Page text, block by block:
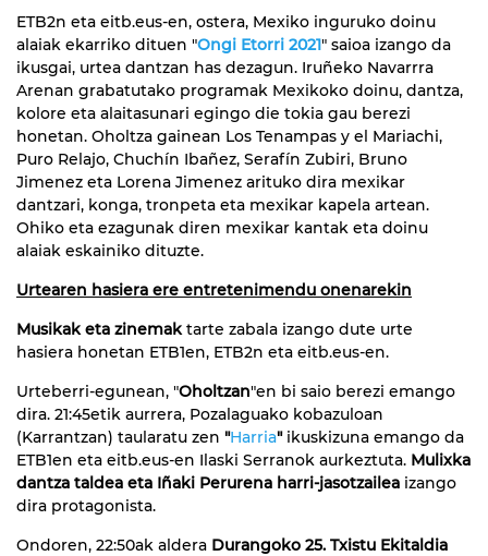
ETB2n eta eitb.eus-en, ostera, Mexiko inguruko doinu
alaiak ekarriko dituen "Ongi Etorri 2021" saioa izango da
ikusgai, urtea dantzan has dezagun. Iruñeko Navarrra
Arenan grabatutako programak Mexikoko doinu, dantza,
kolore eta alaitasunari egingo die tokia gau berezi
honetan. Oholtza gainean Los Tenampas y el Mariachi,
Puro Relajo, Chuchín Ibañez, Serafín Zubiri, Bruno
Jimenez eta Lorena Jimenez arituko dira mexikar
dantzari, konga, tronpeta eta mexikar kapela artean.
Ohiko eta ezagunak diren mexikar kantak eta doinu
alaiak eskainiko dituzte.
Urtearen hasiera ere entretenimendu onenarekin
Musikak eta zinemak tarte zabala izango dute urte
hasiera honetan ETB1en, ETB2n eta eitb.eus-en.
Urteberri-egunean, "Oholtzan"en bi saio berezi emango
dira. 21:45etik aurrera, Pozalaguako kobazuloan
(Karrantzan) taularatu zen "Harria"ikuskizuna emango da
ETB1en eta eitb.eus-en Ilaski Serranok aurkeztuta. Mulixka
dantza taldea eta Iñaki Perurena harri-jasotzailea izango
dira protagonista.
Ondoren, 22:50ak aldera Durangoko 25. Txistu Ekitaldia